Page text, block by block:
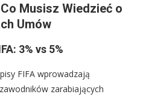
Musisz Wiedzieć o
Umów
3% vs 5%
FIFA wprowadzają
zarabiających